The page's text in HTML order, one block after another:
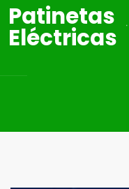
Patinetas
Eléctricas